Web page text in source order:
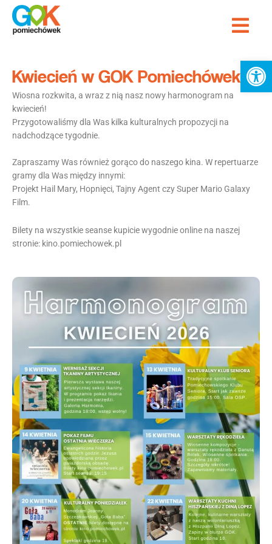
Przejdź
treści
Kwiecień w GOK Pomiechówek
Wiosna rozkwita, a wraz z nią nasz nowy harmonogram na
kwiecień!
Przygotowaliśmy dla Was kilka kulturalnych propozycji na
nadchodzące tygodnie.
Zapraszamy Was również gorąco do naszego kina. W repertuarze
gramy dla Was między innymi:
Projekt Hail Mary, Hopnięci, Tajny Agent czy Super Mario Galaxy
Film.
Bilety na wszystkie seanse kupicie wygodnie online na naszej
stronie: kino.pomiechowek.pl